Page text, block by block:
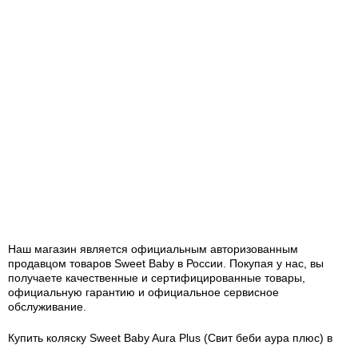
Наш магазин является официальным авторизованным
продавцом товаров Sweet Baby в России.
Покупая у нас, вы
получаете качественные и сертифицированные товары,
официальную гарантию и официальное сервисное
обслуживание.
Купить коляску Sweet Baby Aura Plus (Свит беби аура плюс) в